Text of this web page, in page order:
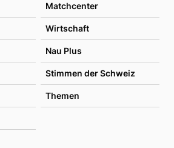
Matchcenter
Wirtschaft
Nau Plus
Stimmen der Schweiz
Themen